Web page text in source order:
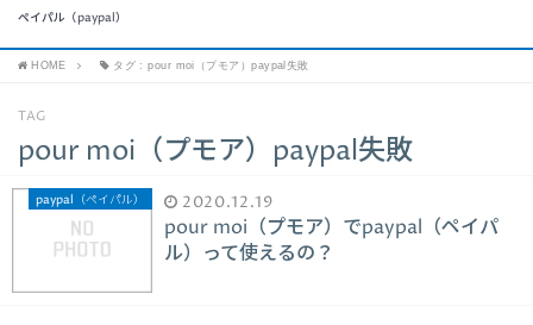
ペイパル（paypal）
HOME タグ : pour moi（プモア）paypal失敗
TAG
pour moi（プモア）paypal失敗
paypal（ペイパル） 2020.12.19
pour moi（プモア）でpaypal（ペイパ
ル）って使えるの？